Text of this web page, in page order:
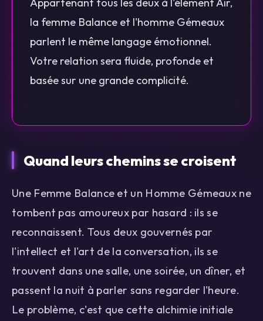
la femme Balance et l'homme Gémeaux
parlent le même langage émotionnel.
Votre relation sera fluide, profonde et
basée sur une grande complicité.
Quand leurs chemins se croisent
Une Femme Balance et un Homme Gémeaux ne
tombent pas amoureux par hasard : ils se
reconnaissent. Tous deux gouvernés par
l'intellect et l'art de la conversation, ils se
trouvent dans une salle, une soirée, un dîner, et
passent la nuit à parler sans regarder l'heure.
Le problème, c'est que cette alchimie initiale